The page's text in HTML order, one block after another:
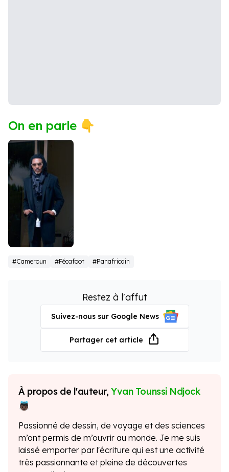
On en parle 👇
Rigobert
#Cameroun #Fécafoot #Panafricain
Restez à l'affut
Suivez-nous sur Google News
Partager cet article
À propos de l'auteur,Yvan Tounssi Ndjock
Passionné de dessin, de voyage et des sciences
m’ont permis de m’ouvrir au monde. Je me suis
laissé emporter par l'écriture qui est une activité
très passionnante et pleine de découvertes